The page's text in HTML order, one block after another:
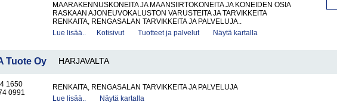
MAARAKENNUSKONEITA JA MAANSIIRTOKONEITA JA KONEIDEN OSIA
RASKAAN AJONEUVOKALUSTON VARUSTEITA JA TARVIKKEITA
RENKAITA, RENGASALAN TARVIKKEITA JA PALVELUJA..
Lue lisää..
Kotisivut Tuotteet ja palvelut Näytä kartalla
Tuote Oy HARJAVALTA
1650
0991
RENKAITA, RENGASALAN TARVIKKEITA JA PALVELUJA
Lue lisää..
Näytä kartalla